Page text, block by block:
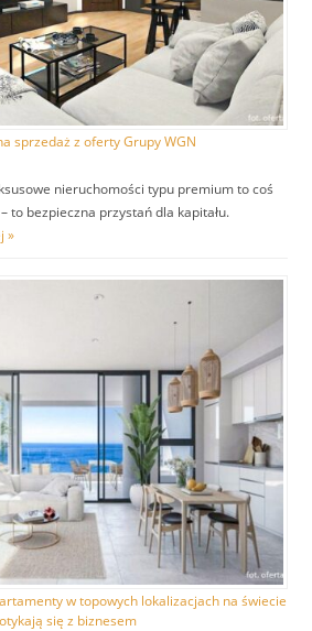
sprzedaż z oferty Grupy WGN
nieruchomości typu premium to coś
to bezpieczna przystań dla kapitału.
»
w topowych lokalizacjach na świecie
się z biznesem